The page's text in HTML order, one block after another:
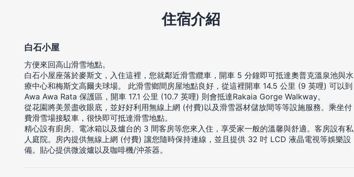
住宿介紹
白石小屋
方便來回高山滑雪地點。
白石小屋座落於麥斯文，入住這裡，您就鄰近滑雪纜車，開車 5 分鐘即可抵達奧普克溫泉池與水
療中心和梅斯文高爾夫球場。 此滑雪鄉間房屋地點良好，從這裡開車 14.5 公里 (9 英哩) 可以到
Awa Awa Rata 保護區，開車 17.1 公里 (10.7 英哩) 則會抵達Rakaia Gorge Walkway。
從花園將美景盡收眼底，並好好利用無線上網 (付費)以及滑雪器材儲放間等等設施服務。乘坐付
費滑雪場接駁車，很快即可抵達滑雪地點。
精心設有廚房、電冰箱以及爐台的 3 間客房等您來入住，享受家一般的溫馨與舒適。客房設有私
人庭院。房內提供無線上網 (付費) 讓您隨時保持連線，並且提供 32 吋 LCD 液晶電視等娛樂設
備。貼心提供微波爐以及咖啡機/沖茶器。